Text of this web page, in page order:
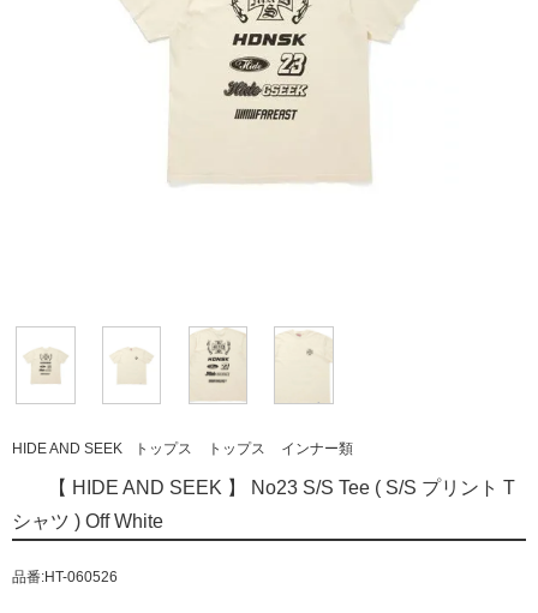
HIDE AND SEEK トップス トップス インナー類
【 HIDE AND SEEK 】 No23 S/S Tee ( S/S プリント T
シャツ ) Off White
品番:HT-060526